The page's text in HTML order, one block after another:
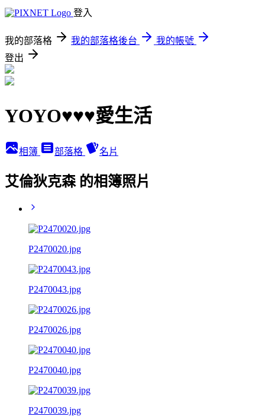
登入
我的部落格 我的部落格後台
我的帳號
登出
YOYO♥♥♥愛生活
相簿 部落格 名片
艾倫狄克森 的相簿照片
P2470020.jpg
P2470043.jpg
P2470026.jpg
P2470040.jpg
P2470039.jpg